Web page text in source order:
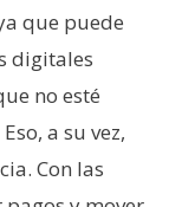
que puede
digitales
no esté
a su vez,
Con las